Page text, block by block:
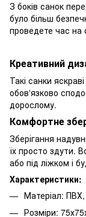
З боків санок
було більш
проведете час на
Креативний
Такі санки
обов'язково
дорослому.
Комфортне
Зберігання
їх просто здути.
або під ліжком і
Характеристики:
Матеріал:
Розміри: